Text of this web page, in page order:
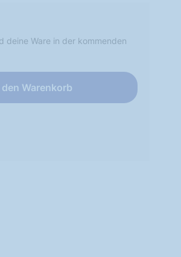
deine Ware in der kommenden
den Warenkorb